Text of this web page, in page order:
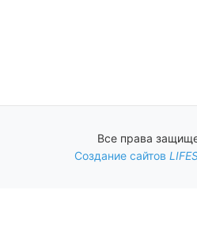
Все права
Создание сайтов